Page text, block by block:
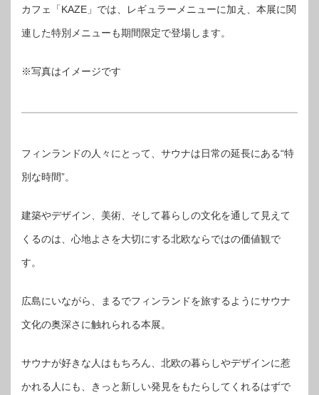
カフェ「KAZE」では、レギュラーメニューに加え、本展に関
連した特別メニューも期間限定で登場します。
※写真はイメージです
フィンランドの人々にとって、サウナは日常の延長にある“特
別な時間”。
建築やデザイン、美術、そして暮らしの文化を通して見えて
くるのは、心地よさを大切にする北欧ならではの価値観で
す。
広島にいながら、まるでフィンランドを旅するようにサウナ
文化の奥深さに触れられる本展。
サウナが好きな人はもちろん、北欧の暮らしやデザインに惹
かれる人にも、きっと新しい発見をもたらしてくれるはずで